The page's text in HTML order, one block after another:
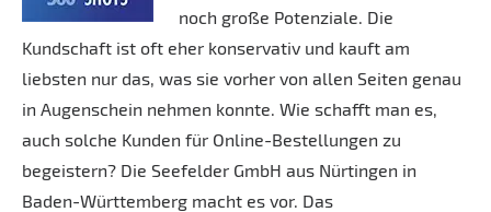
noch große Potenziale. Die
Kundschaft ist oft eher konservativ und kauft am
liebsten nur das, was sie vorher von allen Seiten genau
in Augenschein nehmen konnte. Wie schafft man es,
auch solche Kunden für Online-Bestellungen zu
begeistern? Die Seefelder GmbH aus Nürtingen in
Baden-Württemberg macht es vor. Das